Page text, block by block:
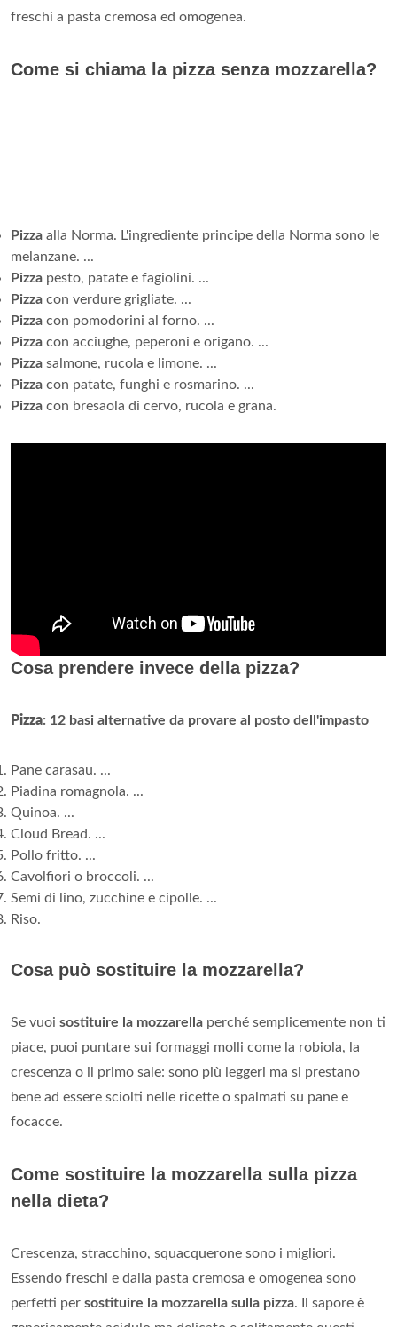
freschi a pasta cremosa ed omogenea.
Come si chiama la pizza senza mozzarella?
Pizza alla Norma. L'ingrediente principe della Norma sono le
melanzane. ...
Pizza pesto, patate e fagiolini. ...
Pizza con verdure grigliate. ...
Pizza con pomodorini al forno. ...
Pizza con acciughe, peperoni e origano. ...
Pizza salmone, rucola e limone. ...
Pizza con patate, funghi e rosmarino. ...
Pizza con bresaola di cervo, rucola e grana.
Cosa prendere invece della pizza?
Pizza: 12 basi alternative da provare al posto dell'impasto
Pane carasau. ...
Piadina romagnola. ...
Quinoa. ...
Cloud Bread. ...
Pollo fritto. ...
Cavolfiori o broccoli. ...
Semi di lino, zucchine e cipolle. ...
Riso.
Cosa può sostituire la mozzarella?
Se vuoi sostituire la mozzarella perché semplicemente non ti
piace, puoi puntare sui formaggi molli come la robiola, la
crescenza o il primo sale: sono più leggeri ma si prestano
bene ad essere sciolti nelle ricette o spalmati su pane e
focacce.
Come sostituire la mozzarella sulla pizza
nella dieta?
Crescenza, stracchino, squacquerone sono i migliori.
Essendo freschi e dalla pasta cremosa e omogenea sono
perfetti per sostituire la mozzarella sulla pizza. Il sapore è